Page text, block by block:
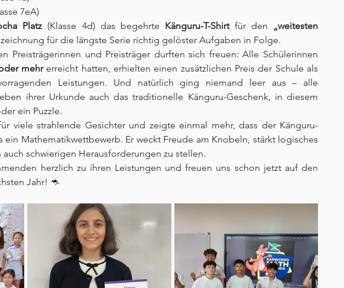
7eA)
Platz (Klasse 4d) das begehrte Känguru-T-Shirt für den
„weitesten
für die längste Serie richtig gelöster Aufgaben in Folge.
Preisträgerinnen und Preisträger durften sich freuen: Alle Schülerinnen
mehr erreicht hatten, erhielten einen zusätzlichen Preis der Schule als
Leistungen. Und natürlich ging niemand leer aus – alle
ihrer Urkunde auch das traditionelle Känguru-Geschenk, in diesem
ein Puzzle.
viele strahlende Gesichter und zeigte einmal mehr, dass der Känguru-
ein Mathematikwettbewerb. Er weckt Freude am Knobeln, stärkt logisches
schwierigen Herausforderungen zu stellen.
herzlich zu ihren Leistungen und freuen uns schon jetzt auf den
Jahr! 🦘